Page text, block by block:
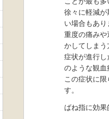
徐々に軽減
い場合もあり
重度の痛み
かしてしま
症状が進行
のような観
この症状に
す。
ばね指に効